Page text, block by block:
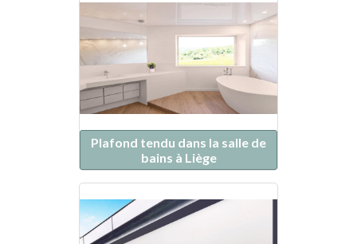
Plafond tendu dans la salle de
bains à Liège